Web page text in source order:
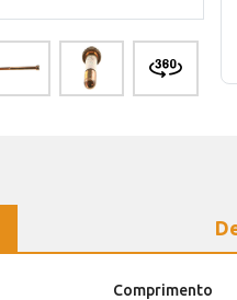
Comprimento